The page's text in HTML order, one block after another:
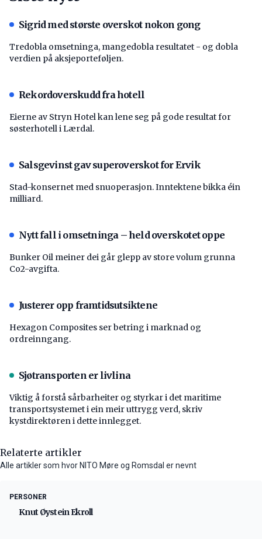
Sigrid med største overskot nokon gong
Tredobla omsetninga, mangedobla resultatet - og dobla
verdien på aksjeporteføljen.
Rekordoverskudd fra hotell
Eierne av Stryn Hotel kan lene seg på gode resultat for
søsterhotell i Lærdal.
Salsgevinst gav superoverskot for Ervik
Stad-konsernet med snuoperasjon. Inntektene bikka éin
milliard.
Nytt fall i omsetninga – held overskotet oppe
Bunker Oil meiner dei går glepp av store volum grunna
Co2-avgifta.
Justerer opp framtidsutsiktene
Hexagon Composites ser betring i marknad og
ordreinngang.
Sjøtransporten er livlina
Viktig å forstå ­sårbarheiter og styrkar i det maritime
transport­systemet i ein meir uttrygg verd, skriv
kystdirektøren i dette innlegget.
Relaterte artikler
Alle artikler som hvor NITO Møre og Romsdal er nevnt
PERSONER
Knut Øystein Ekroll